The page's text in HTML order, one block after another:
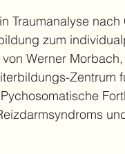
Traumanalyse nach
zum
Werner
Zentrum